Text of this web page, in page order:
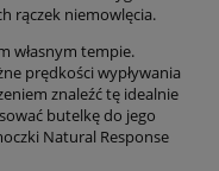
rączek niemowlęcia.
własnym tempie.
prędkości wypływania
znaleźć tę idealnie
butelkę do jego
Natural Response